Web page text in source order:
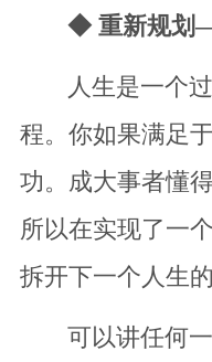
◆ 重新规划
人生是一个
程。你如果满足
功。成大事者懂
所以在实现了一
拆开下一个人生的
可以讲任何